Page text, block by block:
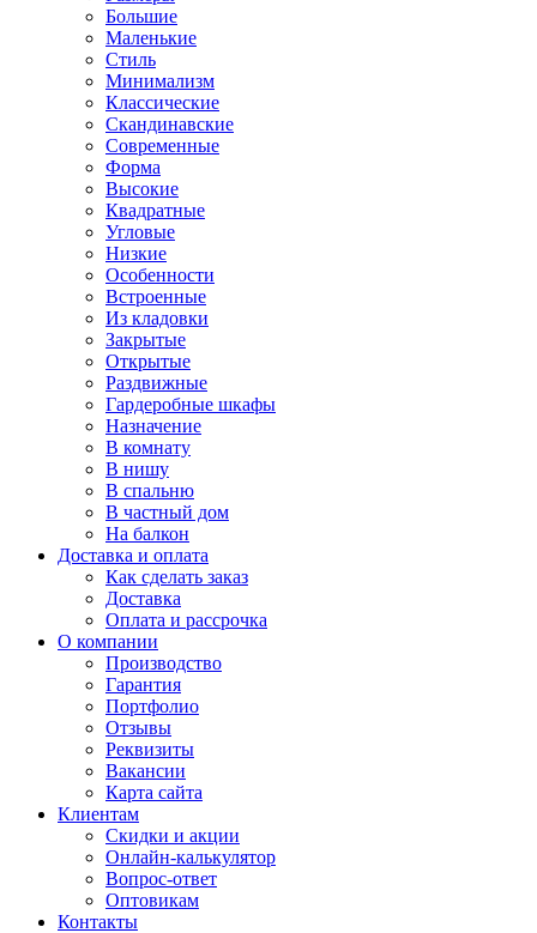
Большие
Маленькие
Стиль
Минимализм
Классические
Скандинавские
Современные
Форма
Высокие
Квадратные
Угловые
Низкие
Особенности
Встроенные
Из кладовки
Закрытые
Открытые
Раздвижные
Гардеробные шкафы
Назначение
В комнату
В нишу
В спальню
В частный дом
На балкон
Доставка и оплата
Как сделать заказ
Доставка
Оплата и рассрочка
О компании
Производство
Гарантия
Портфолио
Отзывы
Реквизиты
Вакансии
Карта сайта
Клиентам
Скидки и акции
Онлайн-калькулятор
Вопрос-ответ
Оптовикам
Контакты